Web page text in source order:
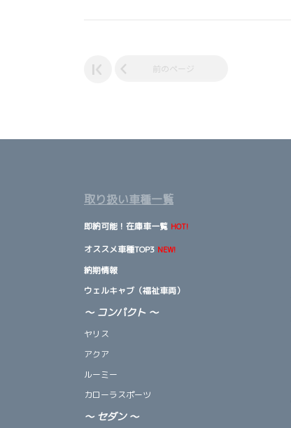
前のページ
取り扱い車種一覧
即納可能！在庫車一覧 HOT!
オススメ車種TOP3 NEW!
納期情報
ウェルキャブ（福祉車両）
～ コンパクト ～
ヤリス
アクア
ルーミー
カローラスポーツ
～ セダン ～